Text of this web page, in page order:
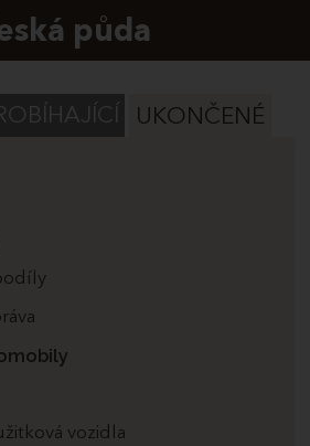
půda
UKONČENÉ
vozidla